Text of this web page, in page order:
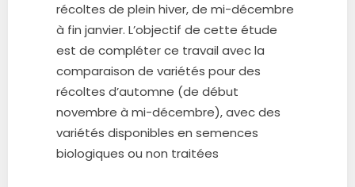
récoltes de plein hiver, de mi-décembre
à fin janvier. L’objectif de cette étude
est de compléter ce travail avec la
comparaison de variétés pourdes
récoltes d’automne (de début
novembre à mi-décembre), avec des
variétés disponibles en semences
biologiques ou non traitées